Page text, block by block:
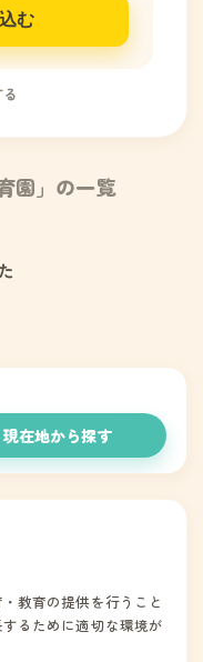
む
園」の一覧
現在地から探す
教育の提供を行うこと
るために適切な環境が